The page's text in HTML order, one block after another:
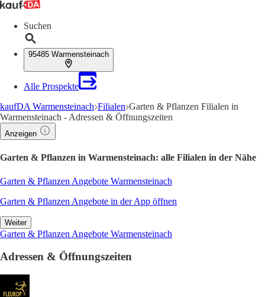
Suchen
95485 Warmensteinach
Alle Prospekte
kaufDA Warmensteinach Filialen Garten & Pflanzen Filialen in
Warmensteinach - Adressen & Öffnungszeiten
Anzeigen
Garten & Pflanzen in Warmensteinach: alle Filialen in der Nähe
Garten & Pflanzen Angebote Warmensteinach
Garten & Pflanzen Angebote in der App öffnen
Weiter
Garten & Pflanzen Angebote Warmensteinach
Adressen & Öffnungszeiten